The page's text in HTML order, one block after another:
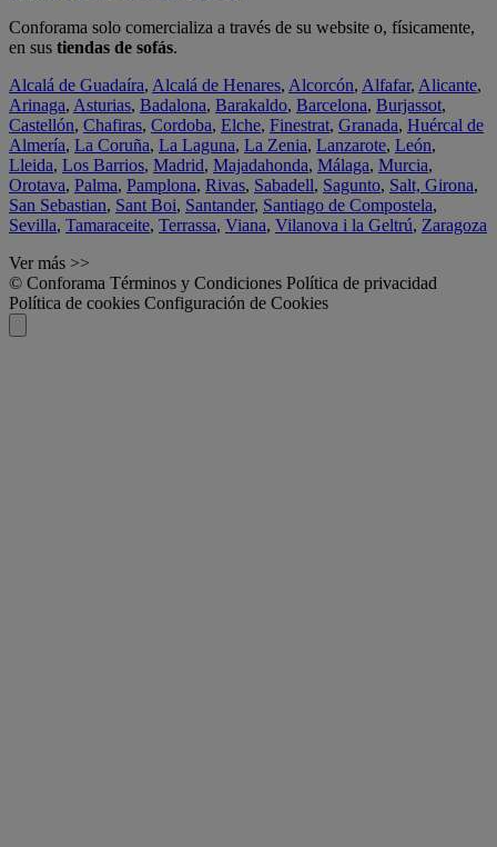
Conforama solo comercializa a través de su website o, físicamente,
en sus tiendas de sofás.
Alcalá de Guadaíra, Alcalá de Henares, Alcorcón, Alfafar, Alicante,
Arinaga, Asturias, Badalona, Barakaldo, Barcelona, Burjassot,
Castellón, Chafiras, Cordoba, Elche, Finestrat, Granada, Huércal de
Almería, La Coruña, La Laguna, La Zenia, Lanzarote, León,
Lleida, Los Barrios, Madrid, Majadahonda, Málaga, Murcia,
Orotava, Palma, Pamplona, Rivas, Sabadell, Sagunto, Salt, Girona,
San Sebastian, Sant Boi, Santander, Santiago de Compostela,
Sevilla, Tamaraceite, Terrassa, Viana, Vilanova i la Geltrú, Zaragoza
Ver más >>
© Conforama Términos y Condiciones Política de privacidad
Política de cookies Configuración de Cookies